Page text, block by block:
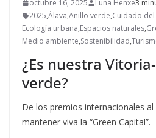
octubre 16, 2025 Luna Henxe3
2025,Álava,Anillo verde,Cuidado
Ecología urbana,Espacios naturales,
Medio ambiente,Sostenibilidad,
¿Es nuestra
verde?
De los premios internacionales
mantener viva la “Green Capital”.